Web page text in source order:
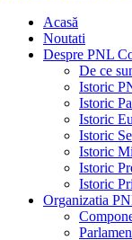
Acasă
Noutati
Despre PNL
De ce
Istoric
Istoric
Istoric
Istoric
Istoric
Istoric
Istoric
Organizatia